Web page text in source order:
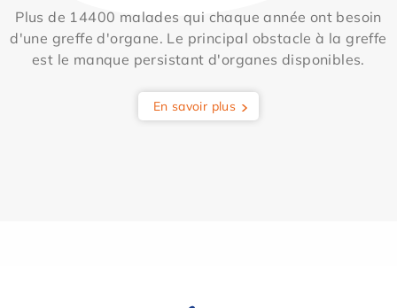
Plus de 14400 malades qui chaque année ont besoin
d'une greffe d'organe. Le principal obstacle à la greffe
est le manque persistant d'organes disponibles.
En savoir plus